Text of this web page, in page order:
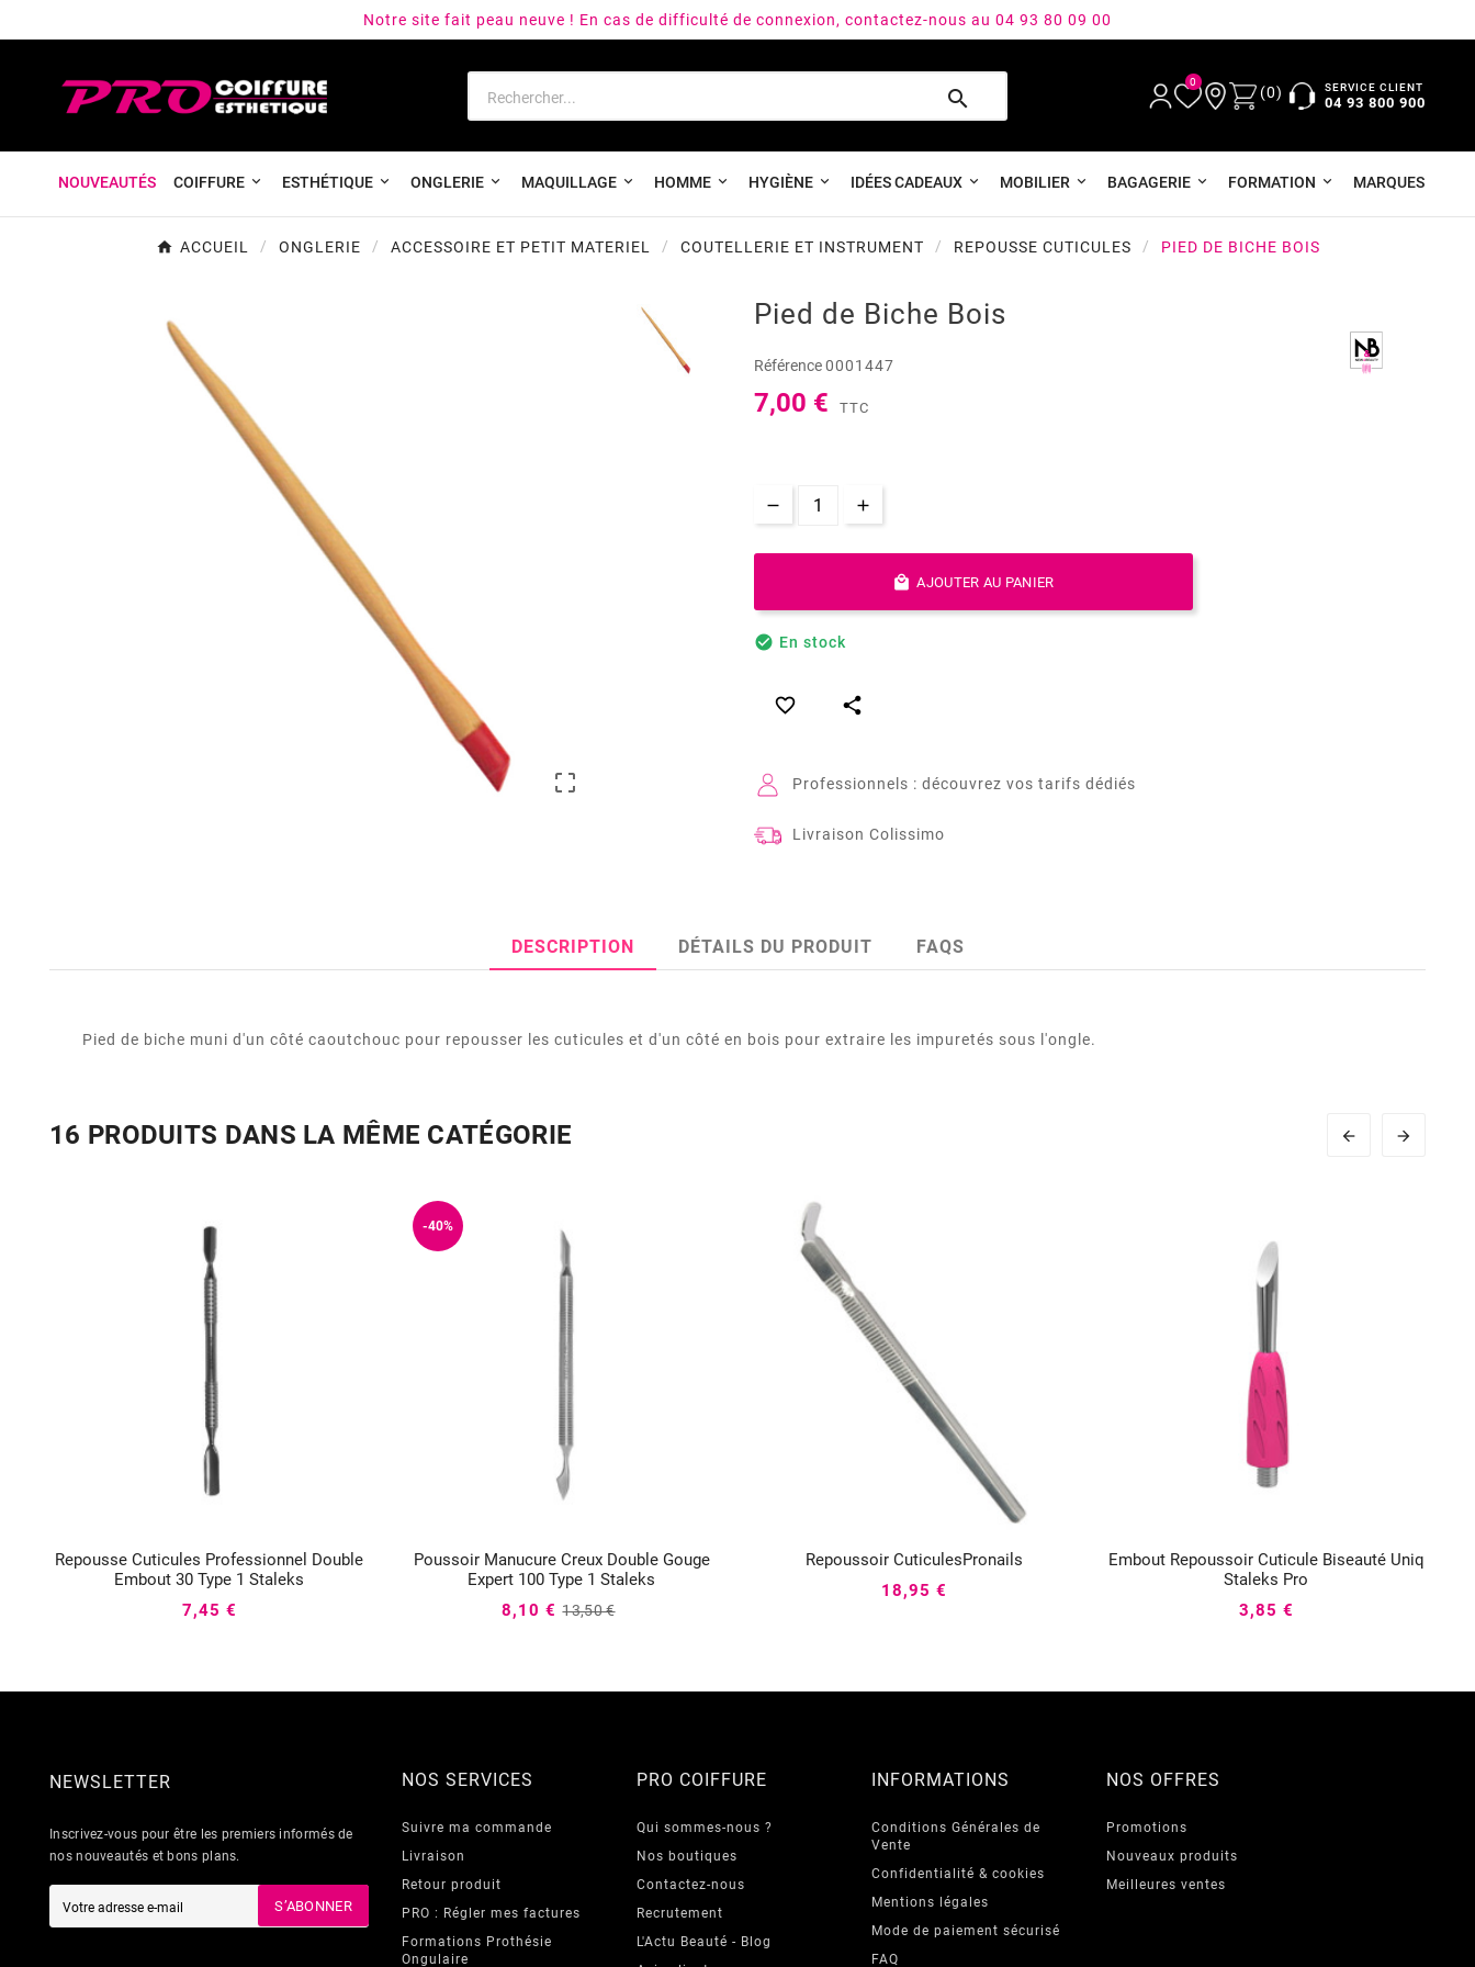
Notre site fait peau neuve ! En cas de difficulté de connexion, contactez-nous au 04 93 80 09 00

0
(0) SERVICE CLIENT
04 93 800 900
NOUVEAUTÉS COIFFURE ESTHÉTIQUE ONGLERIE MAQUILLAGE HOMME HYGIÈNE IDÉES CADEAUX MOBILIER BAGAGERIE FORMATION MARQUES
ACCUEIL ONGLERIE ACCESSOIRE ET PETIT MATERIEL COUTELLERIE ET INSTRUMENT REPOUSSE CUTICULES PIED DE BICHE BOIS

Pied de Biche Bois
Référence0001447
7,00 € TTC
 AJOUTER AU PANIER
 En stock
 
Professionnels : découvrez vos tarifs dédiés
Livraison Colissimo
DESCRIPTION DÉTAILS DU PRODUIT FAQS
Pied de biche muni d'un côté caoutchouc pour repousser les cuticules et d'un côté en bois pour extraire les impuretés sous l'ongle.
16 PRODUITS DANS LA MÊME CATÉGORIE  
Repousse Cuticules Professionnel Double
Embout 30 Type 1 Staleks
  
7,45 €
-40%
Poussoir Manucure Creux Double Gouge
Expert 100 Type 1 Staleks
  
8,10 € 13,50 €
Repoussoir CuticulesPronails
18,95 €
Embout Repoussoir Cuticule Biseauté Uniq
Staleks Pro

3,85 €
NEWSLETTER
Inscrivez-vous pour être les premiers informés de
nos nouveautés et bons plans.
S’ABONNER
NOS SERVICES
Suivre ma commande
Livraison
Retour produit
PRO : Régler mes factures
Formations Prothésie
Ongulaire
PRO COIFFURE
Qui sommes-nous ?
Nos boutiques
Contactez-nous
Recrutement
L'Actu Beauté - Blog
INFORMATIONS
Conditions Générales de
Vente
Confidentialité & cookies
Mentions légales
Mode de paiement sécurisé
FAQ
NOS OFFRES
Promotions
Nouveaux produits
Meilleures ventes